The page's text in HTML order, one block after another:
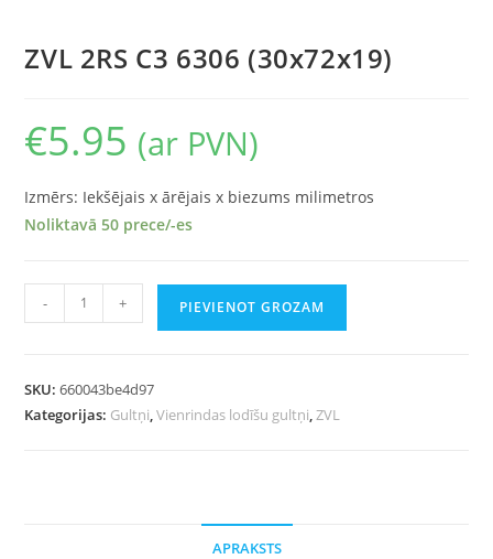
ZVL 2RS C3 6306 (30x72x19)
€5.95 (ar PVN)
Izmērs: Iekšējais x ārējais x biezums milimetros
Noliktavā 50 prece/-es
- + PIEVIENOT GROZAM
SKU:660043be4d97
Kategorijas: Gultņi,Vienrindas lodīšu gultņi,ZVL
APRAKSTS